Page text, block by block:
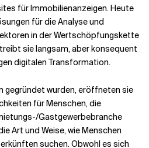
für Immobilienanzeigen. Heute
für die Analyse und
in der Wertschöpfungskette
sie langsam, aber konsequent
digitalen Transformation.
gegründet wurden, eröffneten sie
für Menschen, die
Gastgewerbebranche
Art und Weise, wie Menschen
suchen. Obwohl es sich